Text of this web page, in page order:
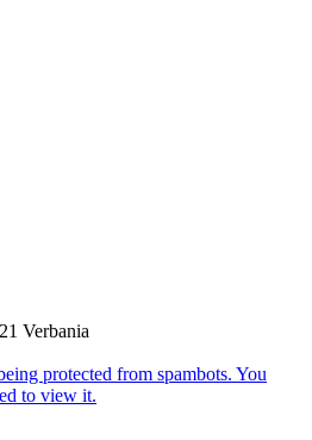
Verbania
protected from spambots. You
to view it.